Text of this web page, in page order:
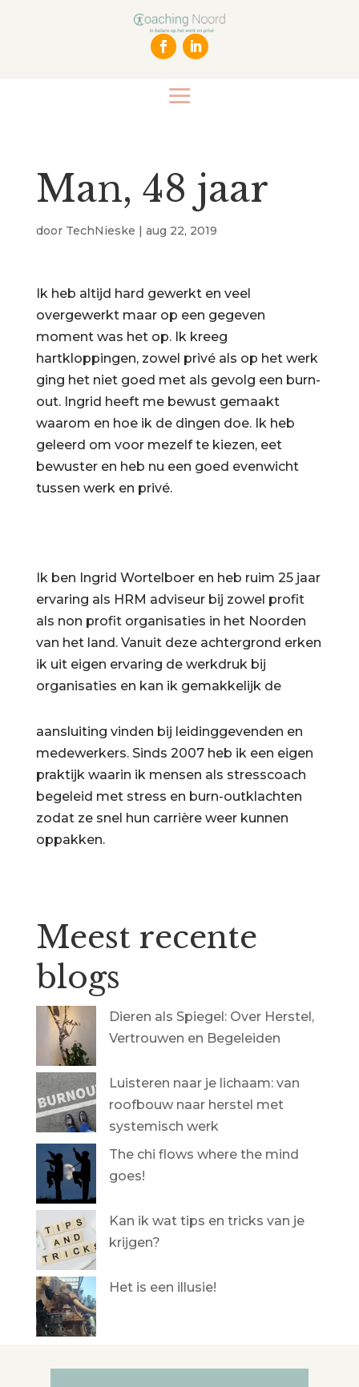
Man, 48 jaar
door TechNieske | aug 22, 2019
Ik heb altijd hard gewerkt en veel
overgewerkt maar op een gegeven
moment was het op. Ik kreeg
hartkloppingen, zowel privé als op het werk
ging het niet goed met als gevolg een burn-
out. Ingrid heeft me bewust gemaakt
waarom en hoe ik de dingen doe. Ik heb
geleerd om voor mezelf te kiezen, eet
bewuster en heb nu een goed evenwicht
tussen werk en privé.
Ik ben Ingrid Wortelboer en heb ruim 25 jaar
ervaring als HRM adviseur bij zowel profit
als non profit organisaties in het Noorden
van het land. Vanuit deze achtergrond erken
ik uit eigen ervaring de werkdruk bij
organisaties en kan ik gemakkelijk de
aansluiting vinden bij leidinggevenden en
medewerkers. Sinds 2007 heb ik een eigen
praktijk waarin ik mensen als stresscoach
begeleid met stress en burn-outklachten
zodat ze snel hun carrière weer kunnen
oppakken.
Meest recente
blogs
Dieren als Spiegel: Over Herstel,
Vertrouwen en Begeleiden
Luisteren naar je lichaam: van
roofbouw naar herstel met
systemisch werk
The chi flows where the mind
goes!
Kan ik wat tips en tricks van je
krijgen?
Het is een illusie!